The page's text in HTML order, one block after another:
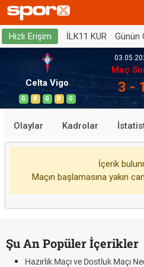
Hızlı Erişim İLK11 KUR Günün
Celta Vigo
G B G B G
Maç
3 - 1
Olaylar Kadrolar
İçerik
Maçın başlamasına yakın
Şu An Popüler İçerikler
Hazırlık Maçı ve Dostluk Maçı